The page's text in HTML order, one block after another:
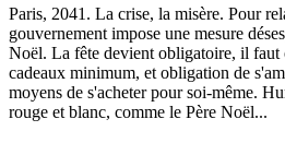
Paris, 2041. La crise, la misère. Pour
gouvernement impose une mesure
Noël. La fête devient obligatoire, il faut
cadeaux minimum, et obligation de
moyens de s'acheter pour soi-même.
rouge et blanc, comme le Père Noël...